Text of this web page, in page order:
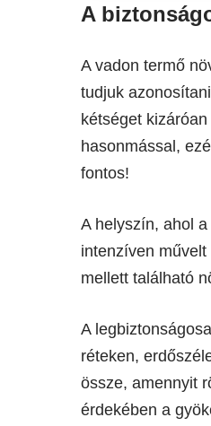
A
A vadon termő
tudjuk
kétséget
hasonmással,
fontos!
A helyszín, ahol
intenzíven
mellett található
A
réteken,
össze, amennyit
érdekében a